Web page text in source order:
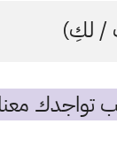
/ لكِ)
تواجدك